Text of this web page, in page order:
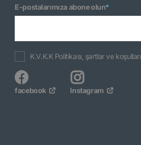
E-postalarımıza abone olun*
K.V.K.K Politikası, şartlar ve
facebook Instagram